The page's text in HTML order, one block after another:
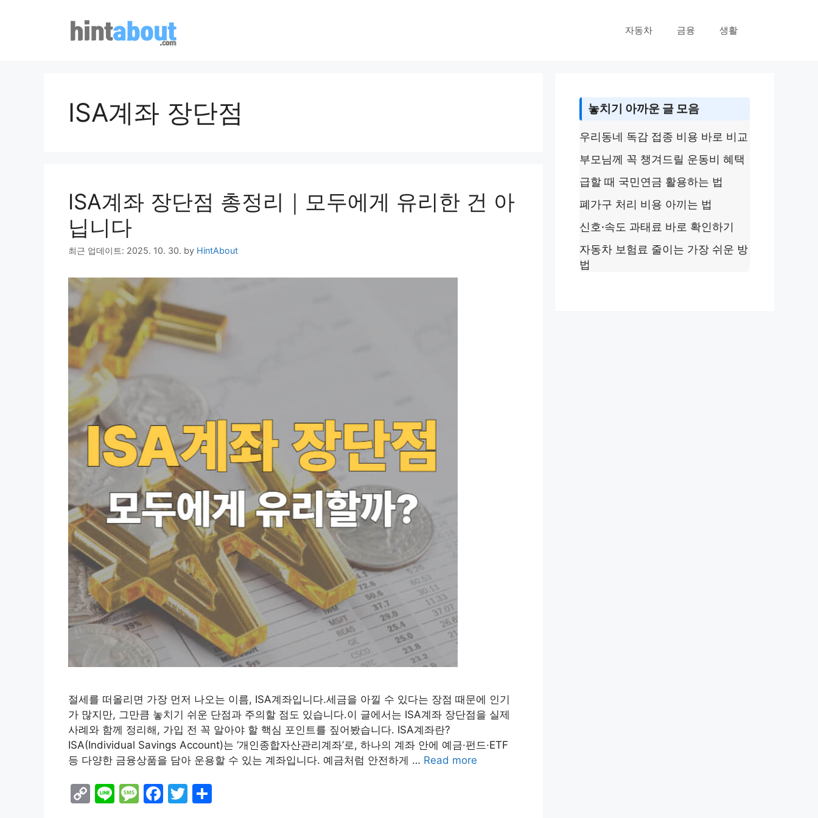
자동차 금융 생활
ISA계좌 장단점
ISA계좌 장단점 총정리｜모두에게 유리한 건 아
닙니다
최근 업데이트: 2025. 10. 30. by HintAbout
절세를 떠올리면 가장 먼저 나오는 이름, ISA계좌입니다.세금을 아낄 수 있다는 장점 때문에 인기
가 많지만, 그만큼 놓치기 쉬운 단점과 주의할 점도 있습니다.이 글에서는 ISA계좌 장단점을 실제
사례와 함께 정리해, 가입 전 꼭 알아야 할 핵심 포인트를 짚어봤습니다. ISA계좌란?
ISA(Individual Savings Account)는 ‘개인종합자산관리계좌’로, 하나의 계좌 안에 예금·펀드·ETF
등 다양한 금융상품을 담아 운용할 수 있는 계좌입니다. 예금처럼 안전하게 … Read more
C
Li M F
T
놓치기 아까운 글 모음
우리동네 독감 접종 비용 바로 비교
부모님께 꼭 챙겨드릴 운동비 혜택
급할 때 국민연금 활용하는 법
폐가구 처리 비용 아끼는 법
신호·속도 과태료 바로 확인하기
자동차 보험료 줄이는 가장 쉬운 방
법